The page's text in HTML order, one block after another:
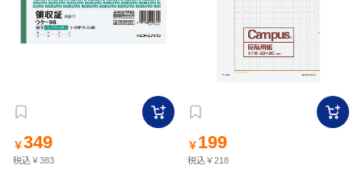
￥349
税込￥383
￥ 199
税込￥218